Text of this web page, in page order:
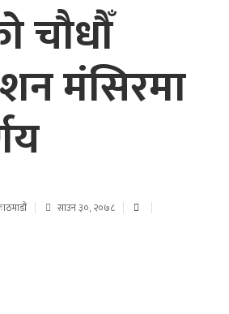
चौधौँ
मंसिरमा
साउन ३०, २०७८